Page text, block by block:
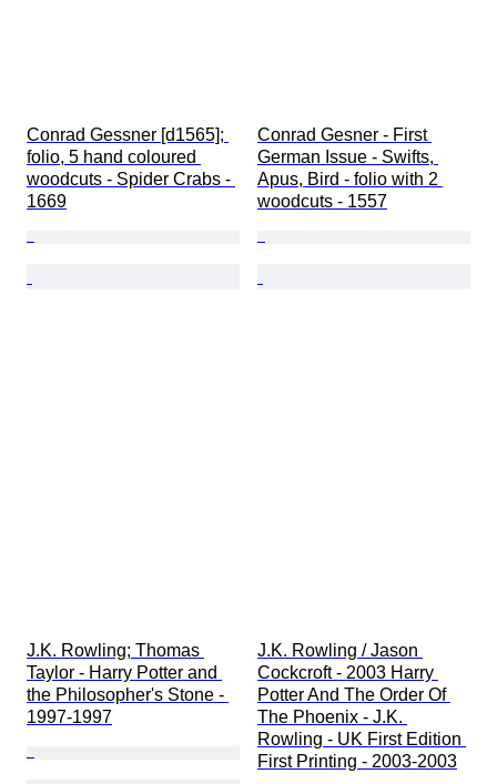
Conrad Gessner [d1565];
folio, 5 hand coloured
woodcuts - Spider Crabs -
1669
Conrad Gesner - First
German Issue - Swifts,
Apus, Bird - folio with 2
woodcuts - 1557
J.K. Rowling; Thomas
Taylor - Harry Potter and
the Philosopher's Stone -
1997-1997
J.K. Rowling / Jason
Cockcroft - 2003 Harry
Potter And The Order Of
The Phoenix - J.K.
Rowling - UK First Edition
First Printing - 2003-2003